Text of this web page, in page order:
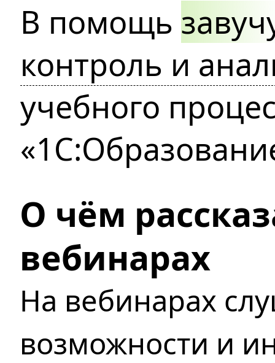
В помощь
контроль и
учебного
О чём
вебинарах
На вебинарах
возможности и